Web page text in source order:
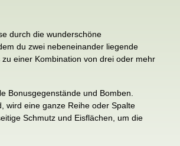
durch die wunderschöne
du zwei nebeneinander liegende
einer Kombination von drei oder mehr
Bonusgegenstände und Bomben.
wird eine ganze Reihe oder Spalte
Schmutz und Eisflächen, um die